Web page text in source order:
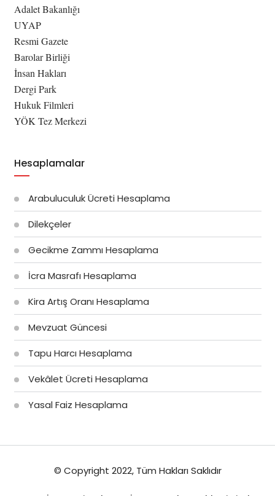
Adalet Bakanlığı
UYAP
Resmi Gazete
Barolar Birliği
İnsan Hakları
Dergi Park
Hukuk Filmleri
YÖK Tez Merkezi
Hesaplamalar
Arabuluculuk Ücreti Hesaplama
Dilekçeler
Gecikme Zammı Hesaplama
İcra Masrafı Hesaplama
Kira Artış Oranı Hesaplama
Mevzuat Güncesi
Tapu Harcı Hesaplama
Vekâlet Ücreti Hesaplama
Yasal Faiz Hesaplama
© Copyright 2022, Tüm Hakları Saklıdır